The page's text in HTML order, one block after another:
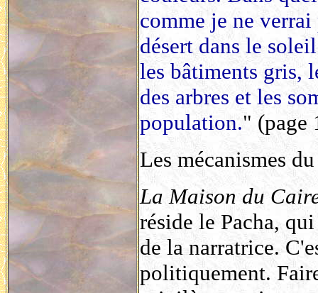
comme je ne
désert dans le
les bâtiments gris,
des arbres et les
population." (page
Les mécanismes
La Maison du
réside le Pacha,
de la narratrice.
politiquement.